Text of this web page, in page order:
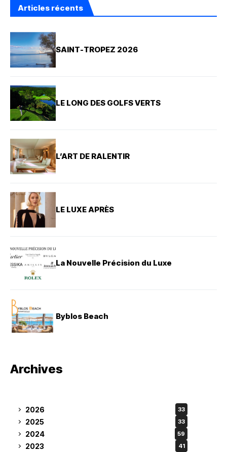
Articles récents
SAINT-TROPEZ 2026
LE LONG DES GOLFS VERTS
L’ART DE RALENTIR
LE LUXE APRÈS
La Nouvelle Précision du Luxe
Byblos Beach
Archives
2026 33
2025 33
2024 59
2023 41